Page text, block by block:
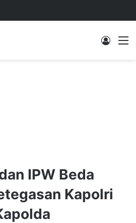
Log In
IPW Beda
Kapolri